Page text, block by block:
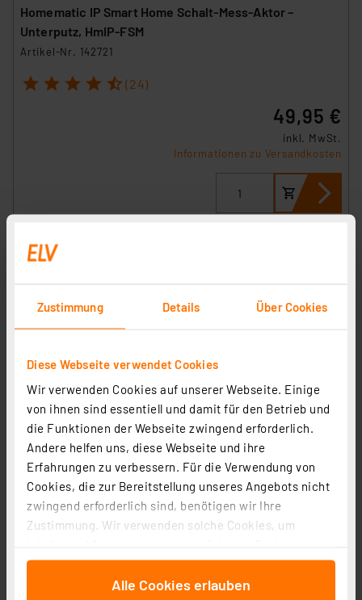
Zustimmung Details Über Cookies
Diese Webseite verwendet Cookies
Wir verwenden Cookies auf unserer Webseite. Einige
von ihnen sind essentiell und damit für den Betrieb und
die Funktionen der Webseite zwingend erforderlich.
Andere helfen uns, diese Webseite und ihre
Erfahrungen zu verbessern. Für die Verwendung von
Cookies, die zur Bereitstellung unseres Angebots nicht
zwingend erforderlich sind, benötigen wir Ihre
Zustimmung. Wir verwenden solche Cookies, um
für soziale Medien anbieten zu können und die Zugriffe
auf unsere Website zu analysieren. Außerdem geben
Alle Cookies erlauben
Homematic IP Smart Home Schalt-Mess-Aktor –
Unterputz, HmIP-FSM
Artikel-Nr. 142721
1 2 3 4 5 (24)
49,95 €
inkl. MwSt.
Informationen zu Versandkosten
Homematic IP Smart Home Schalt-Mess-Aktor (16 A) –
Unterputz, HmIP-FSM16
Artikel-Nr. 150239
2 3 4 5 (21)
59,95 €
Informationen zu Versandkosten